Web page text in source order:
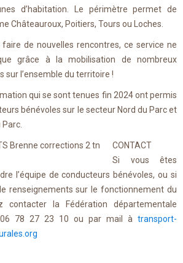
d’habitation. Le périmètre permet de
Châteauroux, Poitiers, Tours ou Loches.
de nouvelles rencontres, ce service ne
grâce à la mobilisation de nombreux
sur l’ensemble du territoire !
qui se sont tenues fin 2024 ont permis
bénévoles sur le secteur Nord du Parc et
CONTACT
Si vous êtes
l’équipe de conducteurs bénévoles, ou si
renseignements sur le fonctionnement du
contacter la Fédération départementale
06 78 27 23 10 ou par mail à transport-